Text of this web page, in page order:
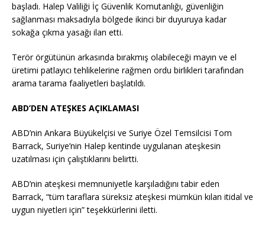
başladı. Halep Valiliği İç Güvenlik Komutanlığı, güvenliğin
sağlanması maksadıyla bölgede ikinci bir duyuruya kadar
sokağa çıkma yasağı ilan etti.
Terör örgütünün arkasında bırakmış olabileceği mayın ve el
üretimi patlayıcı tehlikelerine rağmen ordu birlikleri tarafından
arama tarama faaliyetleri başlatıldı.
ABD’DEN ATEŞKES AÇIKLAMASI
ABD’nin Ankara Büyükelçisi ve Suriye Özel Temsilcisi Tom
Barrack, Suriye’nin Halep kentinde uygulanan ateşkesin
uzatılması için çalıştıklarını belirtti.
ABD’nin ateşkesi memnuniyetle karşıladığını tabir eden
Barrack, “tüm taraflara süreksiz ateşkesi mümkün kılan itidal ve
uygun niyetleri için” teşekkürlerini iletti.